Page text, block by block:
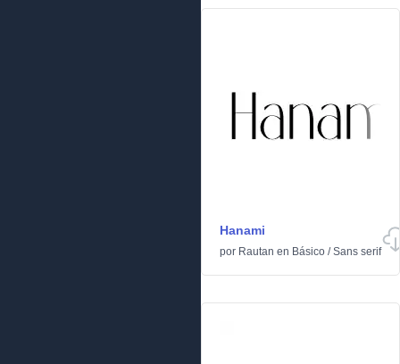
Hanami
por Rautan en Básico /Sans serif